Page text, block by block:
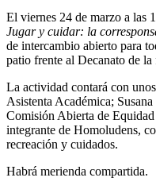
El viernes 24 de marzo a las
Jugar y cuidar: la
de intercambio abierto para
patio frente al Decanato de la
La actividad contará con
Asistenta Académica;
Comisión Abierta de
integrante de Homoludens,
recreación y cuidados.
Habrá merienda compartida.